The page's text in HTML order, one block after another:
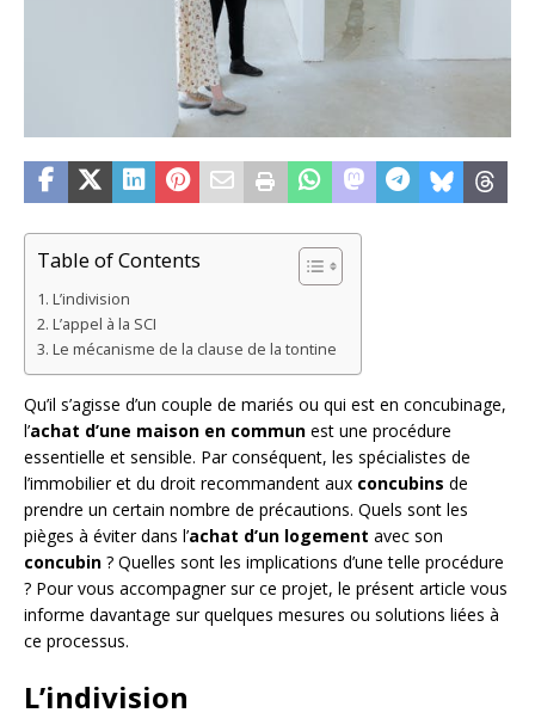
Table of Contents
L’indivision
L’appel à la SCI
Le mécanisme de la clause de la tontine
Qu’il s’agisse d’un couple de mariés ou qui est en concubinage,
l’achat d’une maison en commun est une procédure
essentielle et sensible. Par conséquent, les spécialistes de
l’immobilier et du droit recommandent aux concubins de
prendre un certain nombre de précautions. Quels sont les
pièges à éviter dans l’achat d’un logement avec son
concubin ? Quelles sont les implications d’une telle procédure
? Pour vous accompagner sur ce projet, le présent article vous
informe davantage sur quelques mesures ou solutions liées à
ce processus.
L’indivision